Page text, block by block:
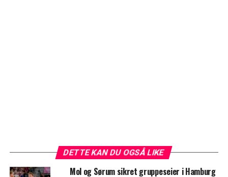
DETTE KAN DU OGSÅ LIKE
Mol og Sørum sikret gruppeseier i Hamburg